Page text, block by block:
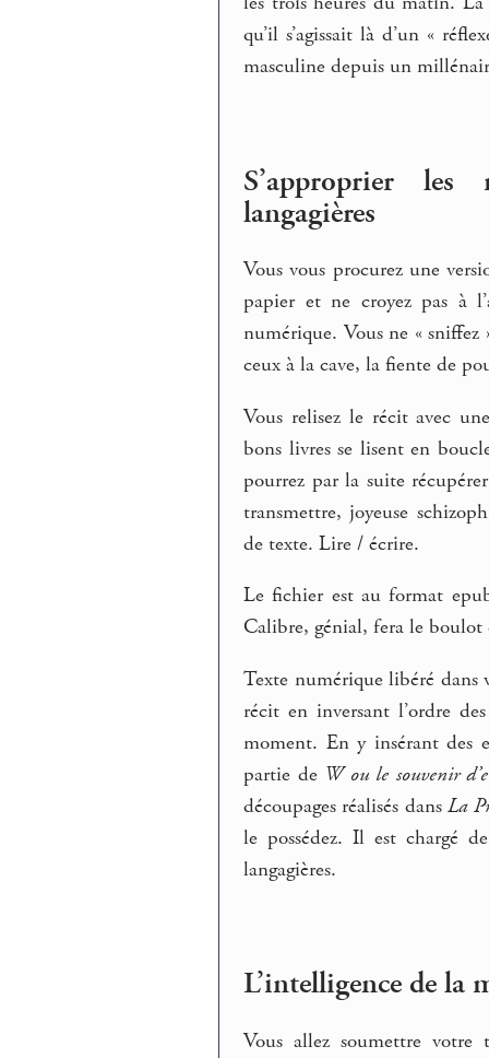
qu’il s’agissait là d’un «
masculine depuis un
S’approprier les
langagières
Vous vous procurez une
papier et ne croyez pas à
numérique. Vous ne « sniffez
ceux à la cave, la fiente de
Vous relisez le récit avec
bons livres se lisent en
pourrez par la suite
transmettre, joyeuse
de texte. Lire / écrire.
Le fichier est au format
Calibre, génial, fera le boulot
Texte numérique libéré dans
récit en inversant l’ordre
moment. En y insérant des
partie de W ou le souvenir
découpages réalisés dansLa
le possédez. Il est chargé
langagières.
L’intelligence de la
Vous allez soumettre